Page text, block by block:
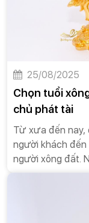
25/08/2025
Chọn tuổi
chủ phát tài
Từ xưa đến nay,
người khách
người xông đất.
được may mắn
Chính vì thế,
đất hợp tuổi với
chọn người hợp